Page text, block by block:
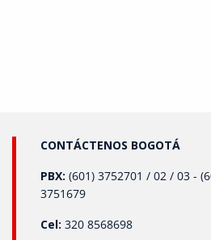
Automatización: Facilitan la
automatizados, reduciendo la
posibles errores. Seguridad:
situaciones de riesgo al
como el exceso de presión, que
un control riguroso sobre la
CONTÁCTENOS BOGOTÁ
PBX: (601) 3752701 / 02 / 03 -
3751679
Cel: 320 8568698